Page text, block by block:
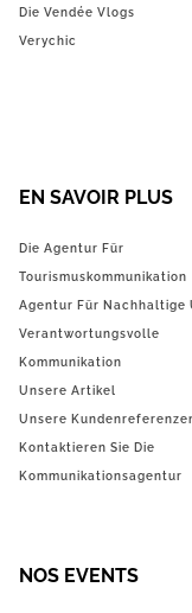
Die Vendée Vlogs
Verychic
EN SAVOIR PLUS
Die Agentur Für
Tourismuskommunikation
Agentur Für Nachhaltige
Verantwortungsvolle
Kommunikation
Unsere Artikel
Unsere
Kontaktieren Sie Die
Kommunikationsagentur
NOS EVENTS